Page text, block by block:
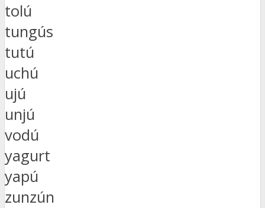
tolú
tungús
tutú
uchú
ujú
unjú
vodú
yagurt
yapú
zunzún